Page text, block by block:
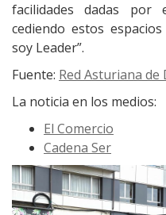
facilidades dadas por
cediendo estos
soy Leader”.
Fuente: Red Asturiana de
La noticia en los medios:
El Comercio
Cadena Ser